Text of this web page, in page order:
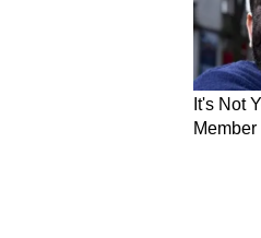
हमेशा
क्या
आज